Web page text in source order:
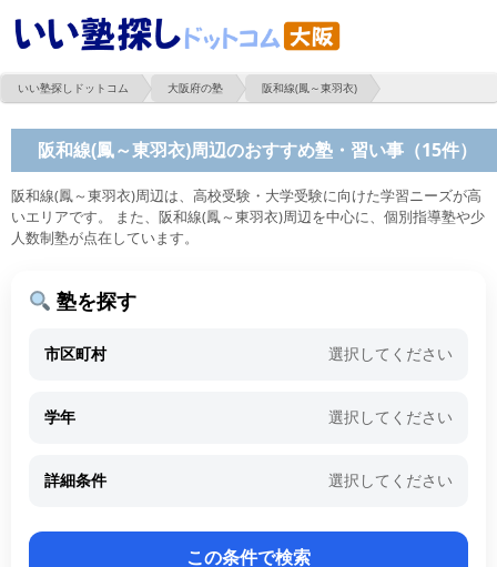
いい塾探しドットコム 大阪府の塾 阪和線(鳳～東羽衣)
阪和線(鳳～東羽衣)周辺のおすすめ塾・習い事（15件）
阪和線(鳳～東羽衣)周辺は、高校受験・大学受験に向けた学習ニーズが高
いエリアです。 また、阪和線(鳳～東羽衣)周辺を中心に、個別指導塾や少
人数制塾が点在しています。
塾を探す
市区町村 選択してください
学年 選択してください
詳細条件 選択してください